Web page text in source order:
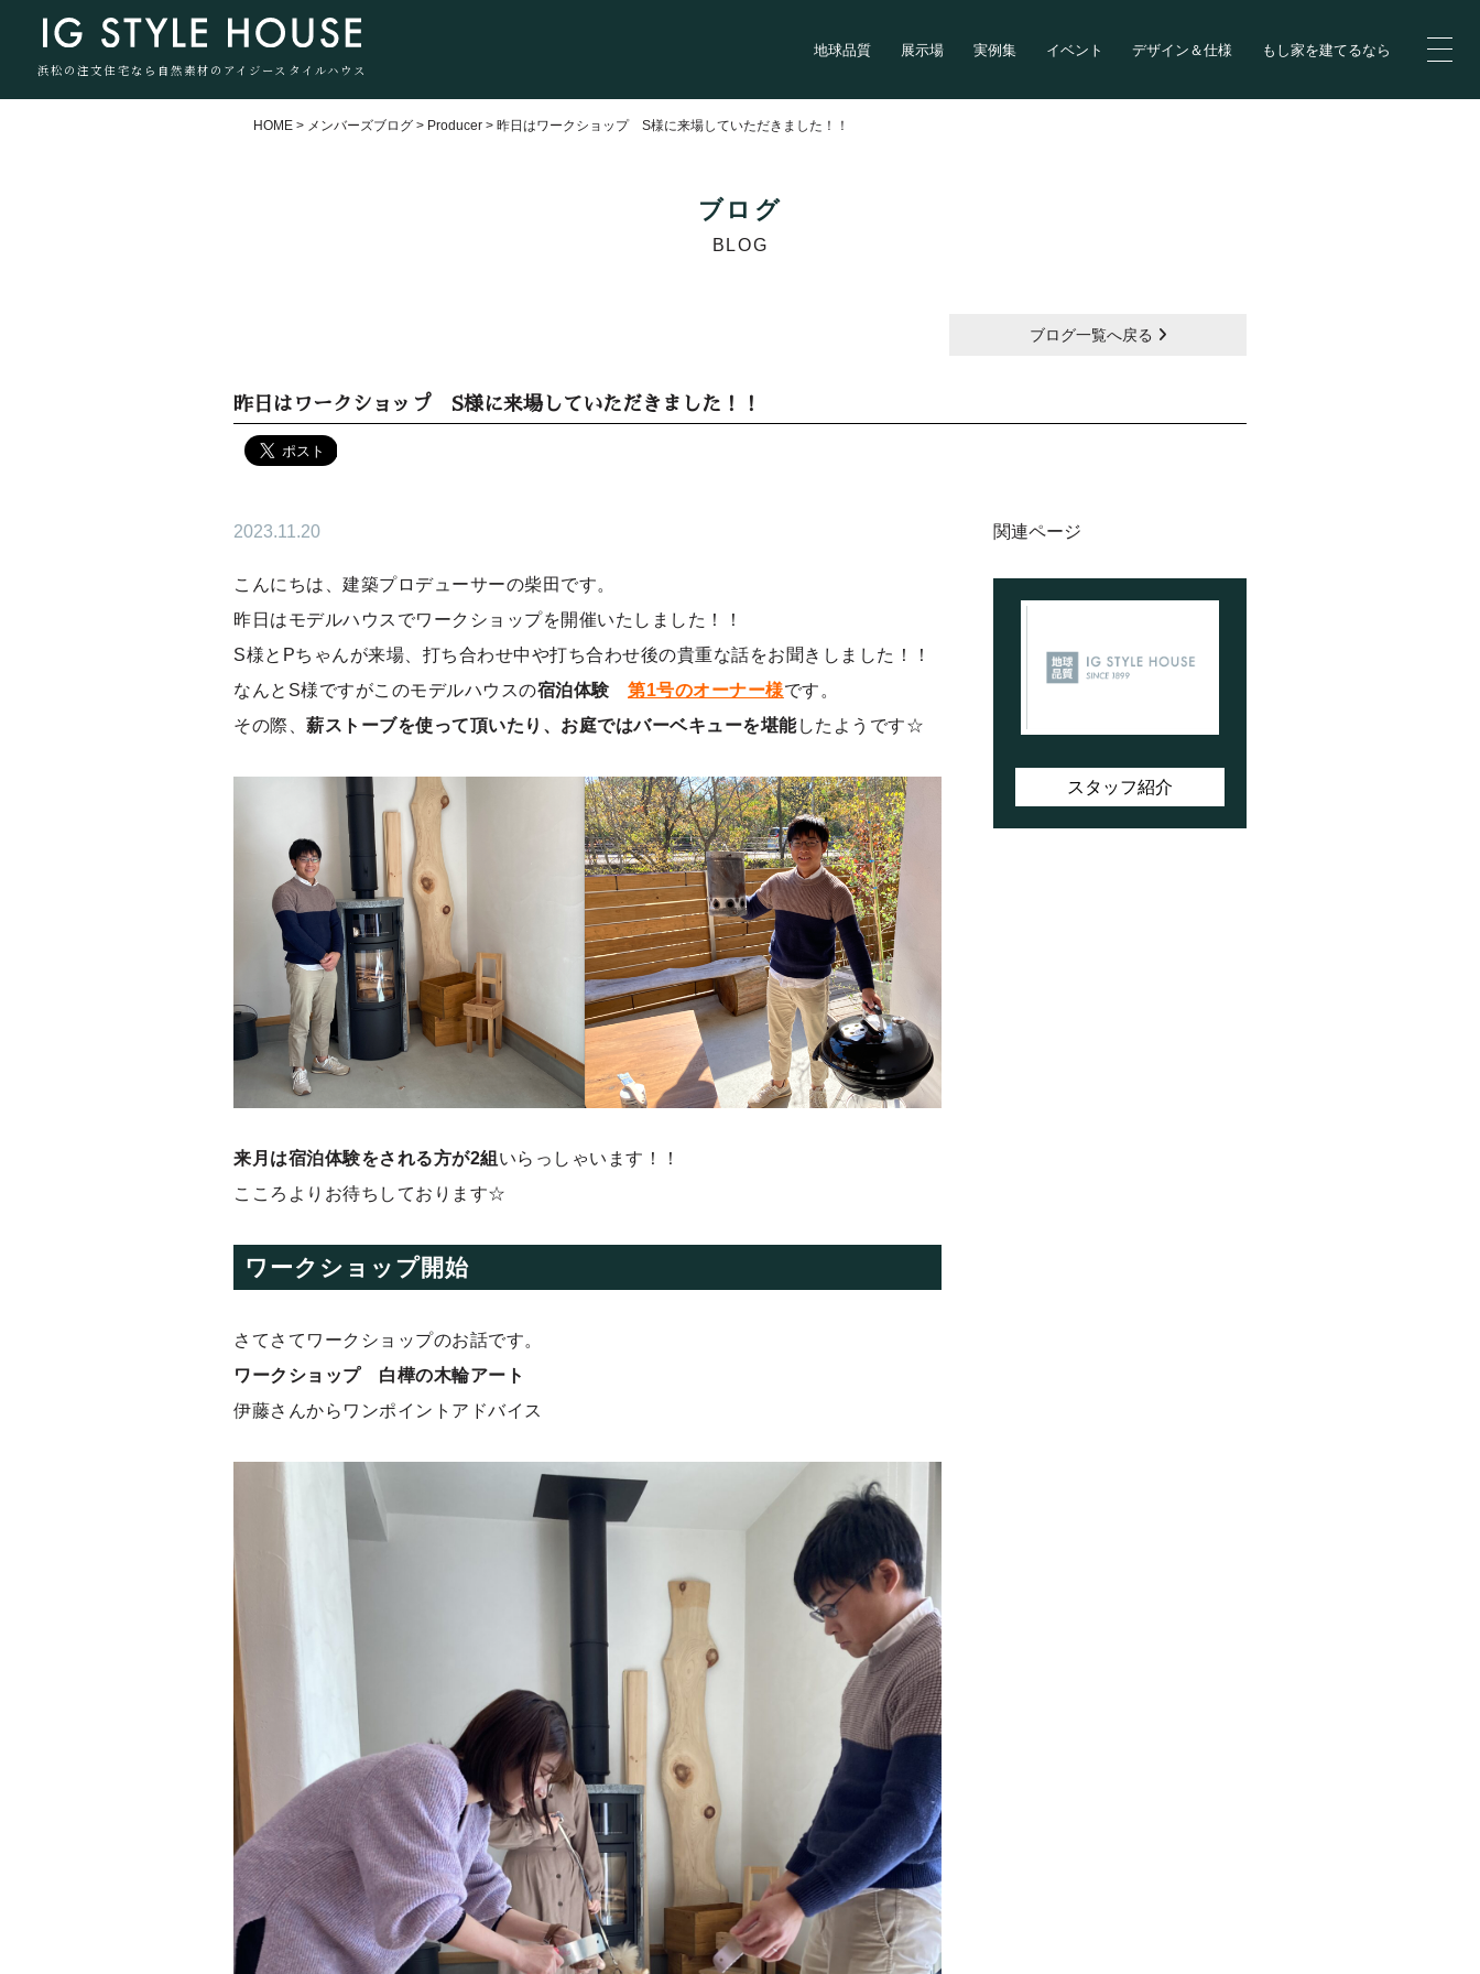
浜松の注文住宅なら自然素材のアイジースタイルハウス
地球品質 展示場 実例集 イベント デザイン＆仕様 もし家を建てるなら
HOME > メンバーズブログ > Producer >昨日はワークショップ S様に来場していただきました！！
ブログ
BLOG
ブログ一覧へ戻る
昨日はワークショップ S様に来場していただきました！！
2023.11.20
こんにちは、建築プロデューサーの柴田です。
昨日はモデルハウスでワークショップを開催いたしました！！
S様とPちゃんが来場、打ち合わせ中や打ち合わせ後の貴重な話をお聞きしました！！
なんとS様ですがこのモデルハウスの宿泊体験 第1号のオーナー様です。
その際、 薪ストーブを使って頂いたり、お庭ではバーベキューを堪能したようです☆
来月は宿泊体験をされる方が2組 いらっしゃいます！！
こころよりお待ちしております☆
ワークショップ開始
さてさてワークショップのお話です。
ワークショップ 白樺の木輪アート
伊藤さんからワンポイントアドバイス
関連ページ
スタッフ紹介